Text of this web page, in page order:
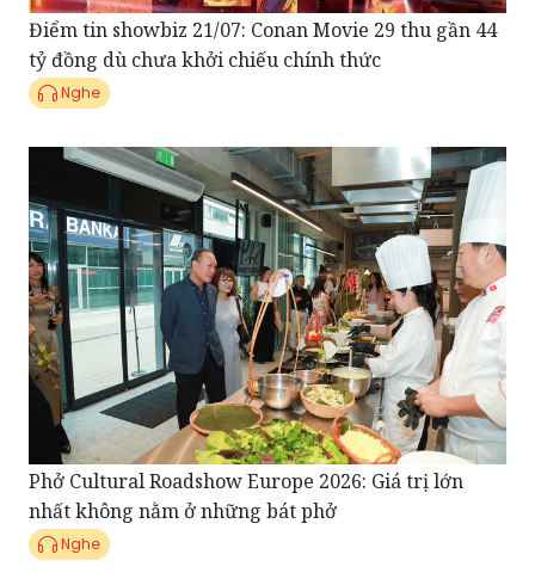
Nghe
Phở Cultural Roadshow Europe 2026: Giá trị lớn
nhất không nằm ở những bát phở
Nghe